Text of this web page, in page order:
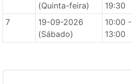
(Quinta-feira)
19:30
7
19-09-2026
(Sábado)
10:00 -
13:00